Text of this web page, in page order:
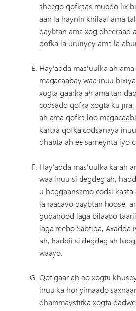
sheego qofkaas muddo lix
aan la haynin khilaaf ama
qaybtan ama xog dheeraad
qofka la ururiyey ama la
Hay'adda mas'uulka ah
magacaabay waa inuu
xogta gaarka ah ama tan
codsado qofka xogta ku
ah ama qofka loo
kartaa qofka codsanaya
dhabta ah ee sameynta iyo
Hay'adda mas'uulka ka ah
waa inuu si degdeg ah,
u hoggaansamo codsi
la raacayo qaybtan hoose,
gudahood laga bilaabo
laga reebo Sabtida, Axadda
ah, haddii si degdeg ah
waayo.
Qof gaar ah oo xogtu
inuu ka hor yimaado
dhammaystirka xogta